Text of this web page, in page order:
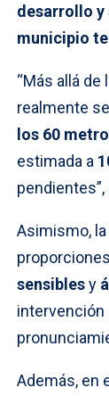
desarrollo y
municipio
“Más allá
realmente
los 60
estimada a
Asimismo,
proporciones
sensiblesy
intervención
Además, en